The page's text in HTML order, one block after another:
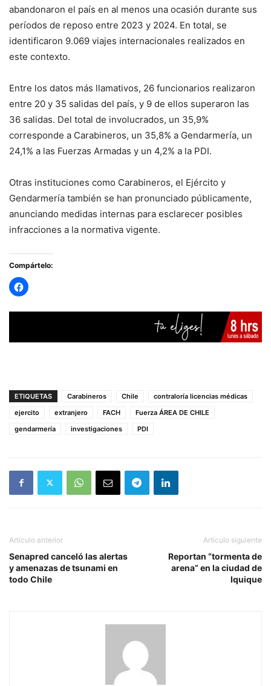
abandonaron el país en al menos una ocasión durante sus
períodos de reposo entre 2023 y 2024. En total, se
identificaron 9.069 viajes internacionales realizados en
este contexto.
Entre los datos más llamativos, 26 funcionarios realizaron
entre 20 y 35 salidas del país, y 9 de ellos superaron las
36 salidas. Del total de involucrados, un 35,9%
corresponde a Carabineros, un 35,8% a Gendarmería, un
24,1% a las Fuerzas Armadas y un 4,2% a la PDI.
Otras instituciones como Carabineros, el Ejército y
Gendarmería también se han pronunciado públicamente,
anunciando medidas internas para esclarecer posibles
infracciones a la normativa vigente.
Compártelo:
ETIQUETAS Carabineros Chile
contraloría licencias médicas
ejercito
extranjero FACH
Fuerza ÁREA DE CHILE
gendarmería
investigaciones PDI
Artículo anterior
Senapred canceló las alertas
y amenazas de tsunami en
todo Chile
Artículo siguiente
Reportan “tormenta de
arena” en la ciudad de
Iquique